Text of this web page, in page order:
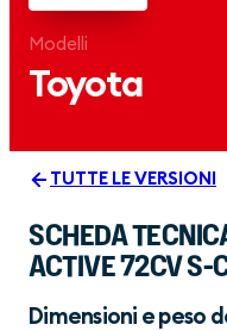
Modelli
Toyota
TUTTE LE VERSIONI
SCHEDA
ACTIVE 72CV S-
Dimensioni e peso